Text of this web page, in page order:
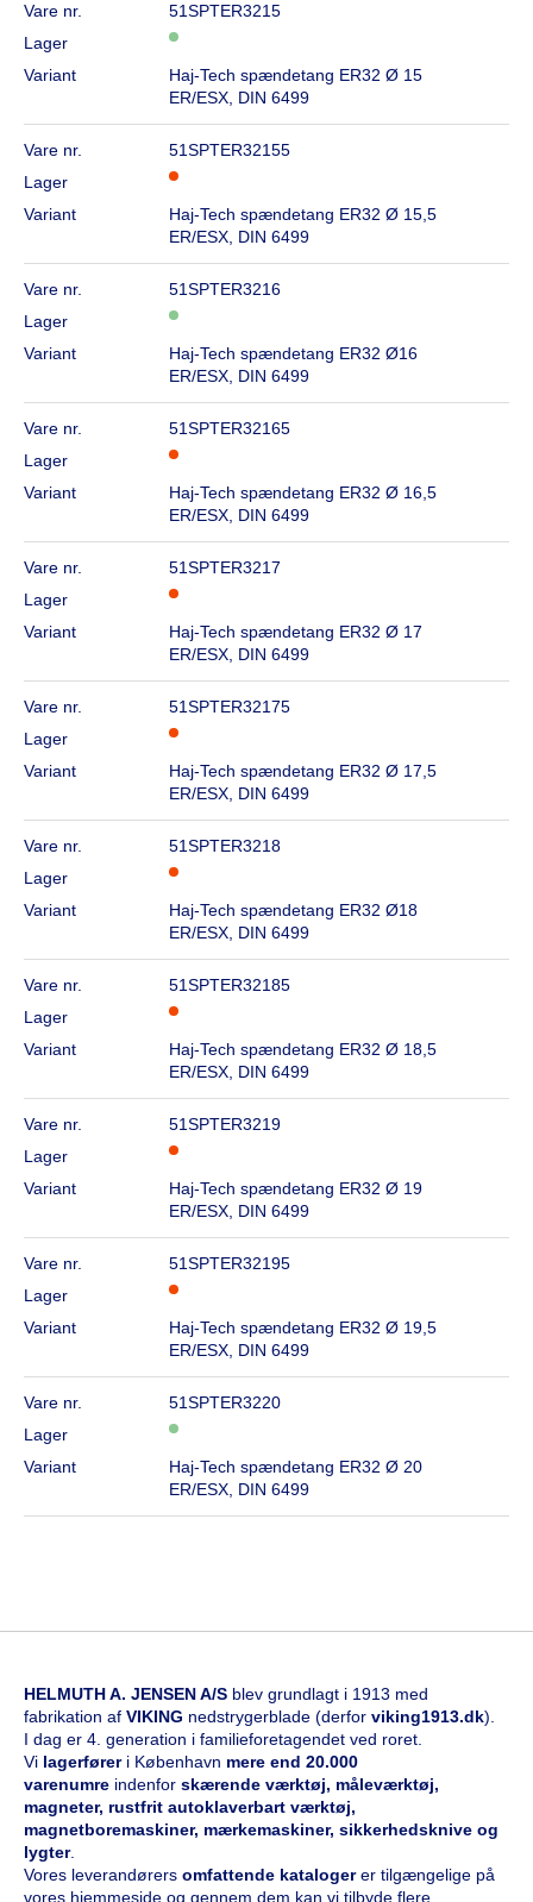
Vare nr.
51SPTER3215
Lager
Variant
Haj-Tech spændetang ER32 Ø 15
ER/ESX, DIN 6499
Vare nr.
51SPTER32155
Lager
Variant
Haj-Tech spændetang ER32 Ø 15,5
ER/ESX, DIN 6499
Vare nr.
51SPTER3216
Lager
Variant
Haj-Tech spændetang ER32 Ø16
ER/ESX, DIN 6499
Vare nr.
51SPTER32165
Lager
Variant
Haj-Tech spændetang ER32 Ø 16,5
ER/ESX, DIN 6499
Vare nr.
51SPTER3217
Lager
Variant
Haj-Tech spændetang ER32 Ø 17
ER/ESX, DIN 6499
Vare nr.
51SPTER32175
Lager
Variant
Haj-Tech spændetang ER32 Ø 17,5
ER/ESX, DIN 6499
Vare nr.
51SPTER3218
Lager
Variant
Haj-Tech spændetang ER32 Ø18
ER/ESX, DIN 6499
Vare nr.
51SPTER32185
Lager
Variant
Haj-Tech spændetang ER32 Ø 18,5
ER/ESX, DIN 6499
Vare nr.
51SPTER3219
Lager
Variant
Haj-Tech spændetang ER32 Ø 19
ER/ESX, DIN 6499
Vare nr.
51SPTER32195
Lager
Variant
Haj-Tech spændetang ER32 Ø 19,5
ER/ESX, DIN 6499
Vare nr.
51SPTER3220
Lager
Variant
Haj-Tech spændetang ER32 Ø 20
ER/ESX, DIN 6499
HELMUTH A. JENSEN A/S blev grundlagt i 1913 med
fabrikation af VIKING nedstrygerblade (derfor viking1913.dk).
I dag er 4. generation i familieforetagendet ved roret.
Vi lagerfører i København mere end 20.000
varenumre indenfor skærende værktøj, måleværktøj,
magneter, rustfrit autoklaverbart værktøj,
magnetboremaskiner, mærkemaskiner, sikkerhedsknive og
lygter.
Vores leverandørers omfattende katalogerer tilgængelige på
vores hjemmeside og gennem dem kan vi tilbyde flere